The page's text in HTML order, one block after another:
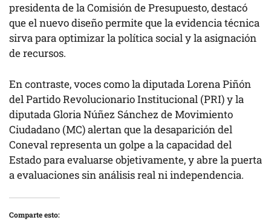
presidenta de la Comisión de Presupuesto, destacó
que el nuevo diseño permite que la evidencia técnica
sirva para optimizar la política social y la asignación
de recursos.
En contraste, voces como la diputada Lorena Piñón
del Partido Revolucionario Institucional (PRI) y la
diputada Gloria Núñez Sánchez de Movimiento
Ciudadano (MC) alertan que la desaparición del
Coneval representa un golpe a la capacidad del
Estado para evaluarse objetivamente, y abre la puerta
a evaluaciones sin análisis real ni independencia.
Comparte esto: